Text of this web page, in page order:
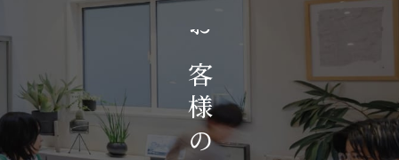
お
客
様
の
お客様の声
お知らせ・イベント